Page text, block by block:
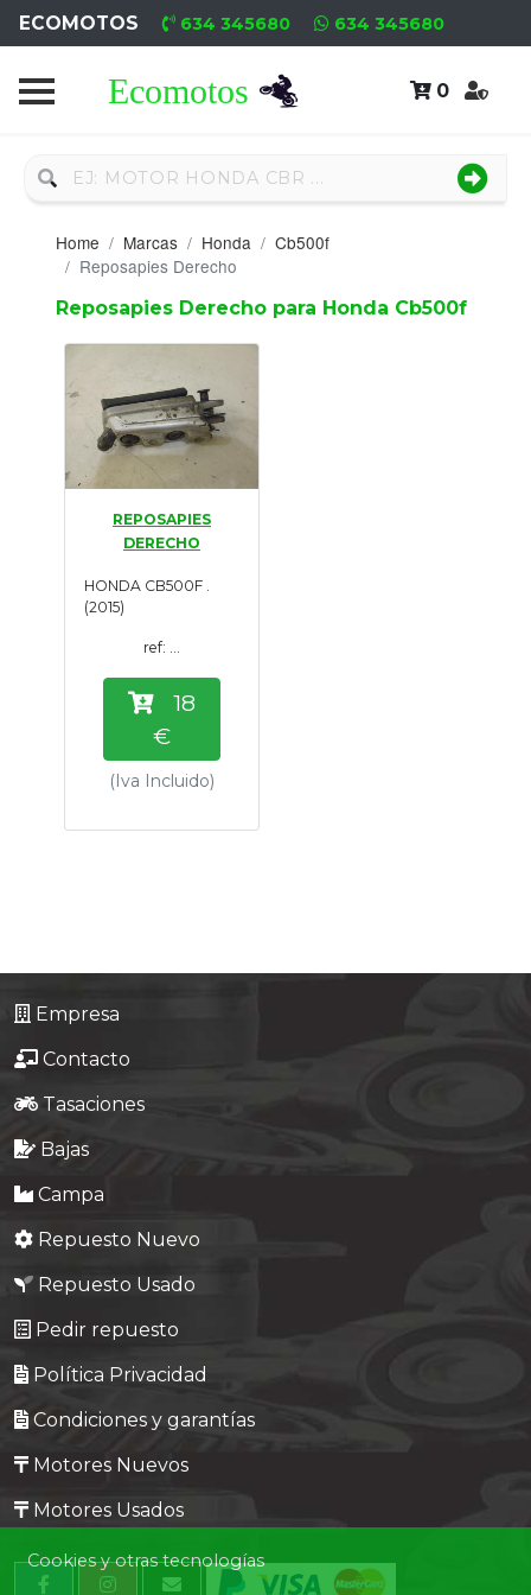
ECOMOTOS 634 345680 634 345680
0
Home
Nuevo
Neumáticos
Campa
Nuevos
Motores
Usados
Formulario
Empresa
Contacto
Home Marcas Honda
Cb500f
Reposapies Derecho
Reposapies Derecho para Honda Cb500f
REPOSAPIES
DERECHO
HONDA CB500F .
(2015)
ref: ...
18
€
(Iva Incluido)
Empresa
Contacto
Tasaciones
Bajas
Campa
Repuesto Nuevo
Repuesto Usado
Pedir repuesto
Política Privacidad
Condiciones y garantías
Motores Nuevos
Motores Usados
Cookies y otras tecnologías